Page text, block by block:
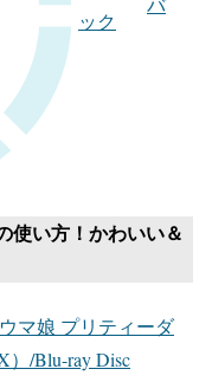
ック
使い方！かわいい＆
マ娘 プリティーダ
）/Blu-ray Disc